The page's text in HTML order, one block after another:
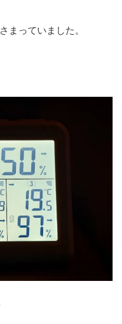
まっていました。